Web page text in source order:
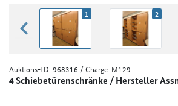
zurück blättern
1 2
Auktions-ID:968316 / Charge: M129
4 Schiebetürenschränke / Hersteller